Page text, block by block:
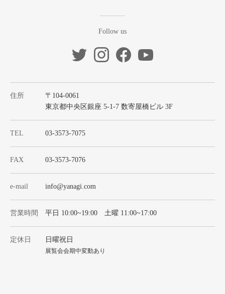
Follow us
住所
〒104-0061
東京都中央区銀座 5-1-7 数寄屋橋ビル 3F
TEL 03-3573-7075
FAX 03-3573-7076
e-mail info@yanagi.com
営業時間 平日 10:00~19:00 土曜 11:00~17:00
定休日 日曜祝日
展覧会会期中変動あり